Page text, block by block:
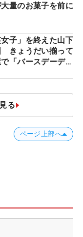
量のお菓子を前に
子」を終えた山下
きょうだい揃って
「バースデーディ
る
ページ上部へ